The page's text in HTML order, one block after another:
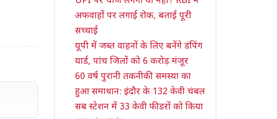
अफवाहों पर लगाई रोक, बताई पूरी
सच्चाई
यूपी में जब्त वाहनों के लिए बनेंगे डंपिंग
यार्ड, पांच जिलों को 6 करोड़ मंजूर
60 वर्ष पुरानी तकनीकी समस्या का
हुआ समाधान: इंदौर के 132 केवी चंबल
सब स्टेशन में 33 केवी फीडरों को किया